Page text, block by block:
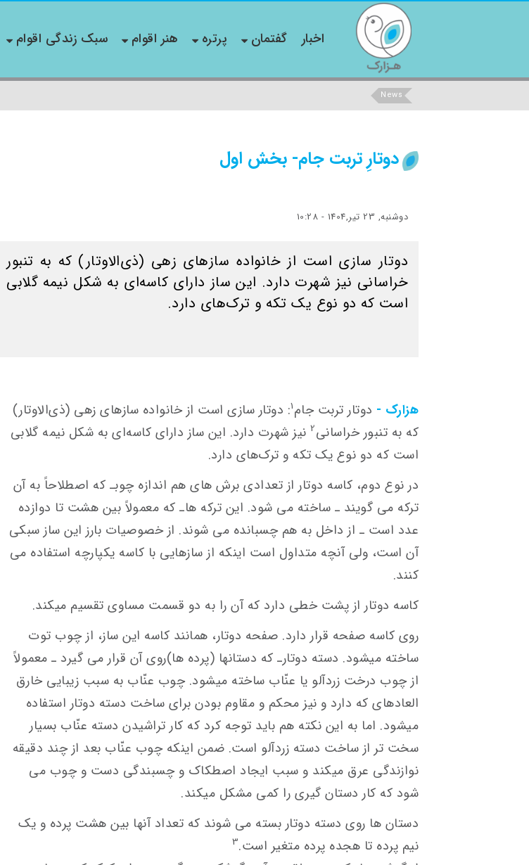
اخبار گفتمان پرتره هنر اقوام سبک زندگی اقوام
News
دوتارِ تربت جام- بخش اول
دوشنبه, 23 تیر,1404 - 10:28
دوتار سازی است از خانواده سازهای زهی (ذی‌‎الاوتار) که به تنبور
خراسانی نیز شهرت دارد. این ساز دارای کاسه‌ای به شکل نیمه گلابی
است که دو نوع ‎یک‎ تکه و ترک‌ه‎ای دارد.
هزارک - دوتار تربت جام1
: دوتار سازی است از خانواده سازهای زهی (ذی‌‎الاوتار)
که به تنبور خراسانی2 نیز شهرت دارد. این ساز دارای کاسه‌ای به شکل نیمه گلابی
است که دو نوع ‎یک‎ تکه و ترک‌ه‎ای دارد.
در نوع دوم، کاسه دوتار از تعدادی برش‎ های هم اندازه چوب‎ـ که اصطلاحاً به آن
ترکه می‎ گویند ـ ساخته می‎ شود. این ترکه‎ ها‎ـ که معمولاً بین هشت تا دوازده
عدد است ـ از داخل به هم چسبانده می شوند. از خصوصیات بارز این ساز سبکی
آن است، ولی آنچه متداول است اینکه از سازهایی با کاسه‎ یک‎پارچه استفاده می
کنند.
کاسه دوتار از پشت خطی دارد که آن را به دو قسمت مساوی تقسیم می‎کند.
روی کاسه صفحه قرار دارد. صفحه دوتار، همانند کاسه این ساز، از چوب توت
ساخته می‎شود. دسته دوتار‎ـ که دستان‎ها (پرده ‎ها)روی آن قرار می‎ گیرد ـ معمولاً
العاده‎ای که دارد و نیز محكم و مقاوم بودن برای ساخت دسته دوتار استفاده
می‎شود. اما به این نکته هم باید توجه كرد که کار تراشیدن دسته عنّاب بسیار
سخت ‎تر از ساخت دسته زردآلو است. ضمن اینکه چوب عنّاب بعد از چند دقیقه
شود که ‎کار دستان‎ گیری را کمی مشکل می‎کند.
دستان ‎ها روی دسته دوتار بسته می‎ شوند که تعداد آن‎ها بین هشت پرده و یک
نیم‎ پرده تا هجده پرده متغیر است.
3